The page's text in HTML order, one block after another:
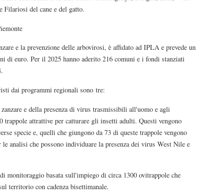
del cane e del gatto.
e la prevenzione delle arbovirosi, è affidato ad IPLA e prevede un
di euro. Per il 2025 hanno aderito 216 comuni e i fondi stanziati
dai programmi regionali sono tre:
e della presenza di virus trasmissibili all'uomo e agli
attrattive per catturare gli insetti adulti. Questi vengono
specie e, quelli che giungono da 73 di queste trappole vengono
analisi che possono individuare la presenza dei virus West Nile e
monitoraggio basata sull'impiego di circa 1300 ovitrappole che
territorio con cadenza bisettimanale.